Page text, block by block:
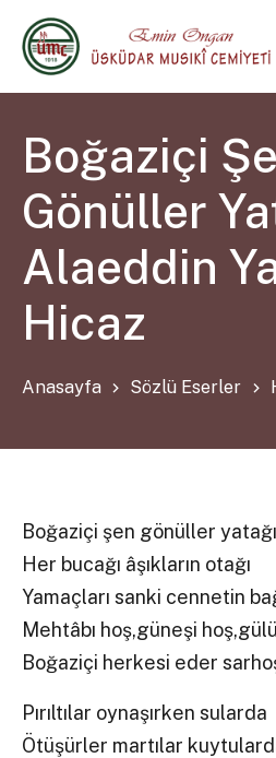
Boğaziçi
Gönüller
Alaeddin
Hicaz
Anasayfa Sözlü Eserler
Boğaziçi şen gönüller yatağı
Her bucağı âşıkların otağı
Yamaçları sanki cennetin
Mehtâbı hoş,güneşi
Boğaziçi herkesi eder
Pırıltılar oynaşırken sularda
Ötüşürler martılar